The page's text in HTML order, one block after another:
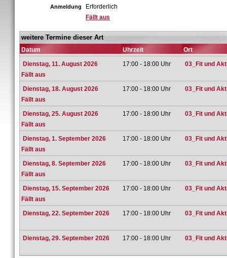
Anmeldung
Erforderlich
Fällt aus
weitere Termine dieser Art
Datum Uhrzeit
Ort
Dienstag, 11. August 2026
Fällt aus
17:00 - 18:00 Uhr 03_Fit und
Dienstag, 18. August 2026
Fällt aus
17:00 - 18:00 Uhr 03_Fit und
Dienstag, 25. August 2026
Fällt aus
17:00 - 18:00 Uhr 03_Fit und
Dienstag, 1. September 2026
Fällt aus
17:00 - 18:00 Uhr 03_Fit und
Dienstag, 8. September 2026
Fällt aus
17:00 - 18:00 Uhr 03_Fit und
Dienstag, 15. September 2026
Fällt aus
17:00 - 18:00 Uhr 03_Fit und
Dienstag, 22. September 2026 17:00 - 18:00 Uhr 03_Fit und
Dienstag, 29. September 2026 17:00 - 18:00 Uhr 03_Fit und